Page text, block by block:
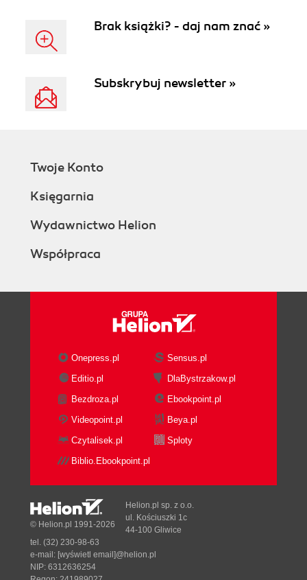
Brak książki? - daj nam znać »
Subskrybuj newsletter »
Twoje Konto
Księgarnia
Wydawnictwo Helion
Współpraca
Onepress.pl
Sensus.pl
Editio.pl
DlaBystrzakow.pl
Bezdroza.pl
Ebookpoint.pl
Videopoint.pl
Beya.pl
Czytalisek.pl
Sploty
Biblio.Ebookpoint.pl
© Helion.pl 1991-2026
Helion.pl sp. z o.o.
ul. Kościuszki 1c
44-100 Gliwice
tel. (32) 230-98-63
e-mail: [wyświetl email]@helion.pl
NIP: 6312636254